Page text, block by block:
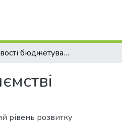
Особливості бюджетування витрат на підприємстві
рівень розвитку